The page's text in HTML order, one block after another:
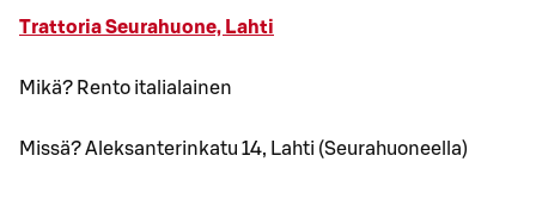
Trattoria Seurahuone, Lahti
Mikä? Rento italialainen
Missä? Aleksanterinkatu 14, Lahti (Seurahuoneella)